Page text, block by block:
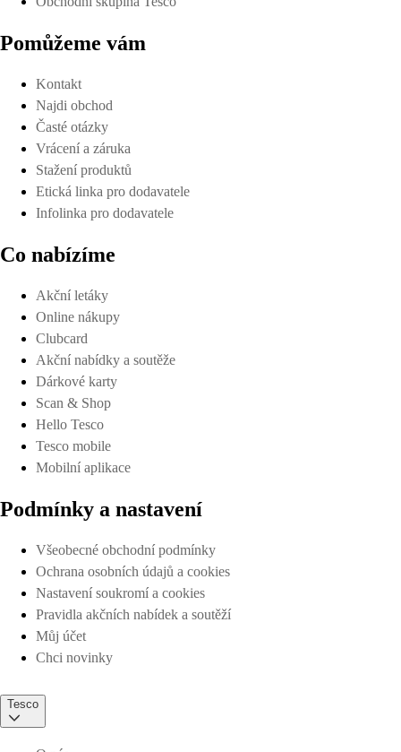
Pomůžeme vám
Kontakt
Najdi obchod
Časté otázky
Vrácení a záruka
Stažení produktů
Etická linka pro dodavatele
Infolinka pro dodavatele
Co nabízíme
Akční letáky
Online nákupy
Clubcard
Akční nabídky a soutěže
Dárkové karty
Scan & Shop
Hello Tesco
Tesco mobile
Mobilní aplikace
Podmínky a nastavení
Všeobecné obchodní podmínky
Ochrana osobních údajů a cookies
Nastavení soukromí a cookies
Pravidla akčních nabídek a soutěží
Můj účet
Chci novinky
Tesco